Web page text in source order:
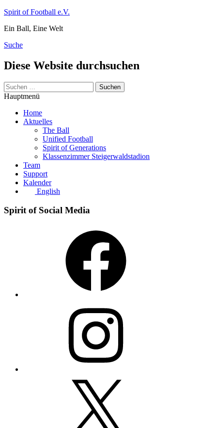
Zum
springen
Spirit of Football e.V.
Ein Ball, Eine Welt
Suche
Diese Website durchsuchen
Suchen
nach:
Hauptmenü
Home
Aktuelles
The Ball
Unified Football
Spirit of Generations
Klassenzimmer Steigerwaldstadion
Team
Support
Kalender
English
Spirit of Social Media